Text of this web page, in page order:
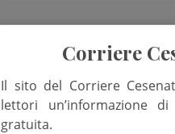
RUBICONE
Corriere
Il sito del Corriere
lettori un’informazione
gratuita.